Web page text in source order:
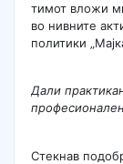
тимот вложи
во нивните
политики
Дали
Стекнав